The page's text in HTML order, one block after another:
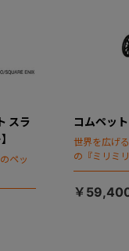
スラ
ペッ
コムペッ
世界を広げ
の『ミリミ
「マジカル
￥